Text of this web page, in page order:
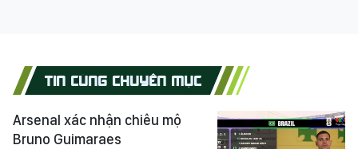
TIN CÙNG CHUYÊN MỤC
Arsenal xác nhận chiêu mộ
Bruno Guimaraes